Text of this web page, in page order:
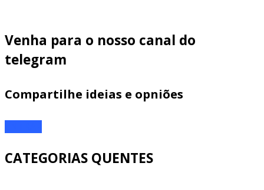
Venha para o nosso canal do
telegram
Compartilhe ideias e opniões
CATEGORIAS QUENTES